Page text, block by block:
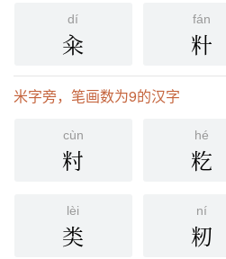
dí
籴
fán
籵
米字旁，笔画数为9的汉字
cùn
籿
hé
籺
lèi
类
ní
籾